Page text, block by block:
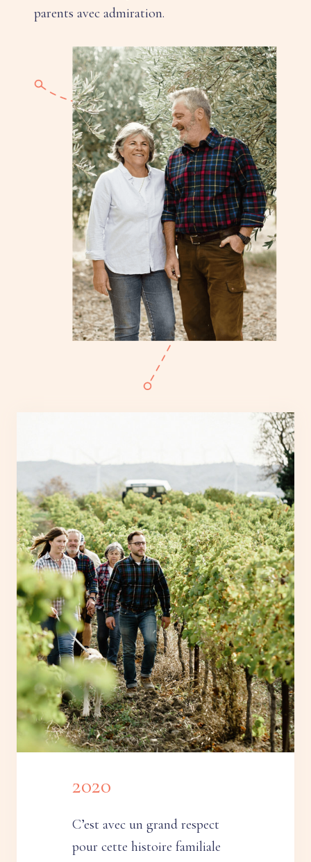
parents avec admiration.
2020
C’est avec un grand respect
pour cette histoire familiale